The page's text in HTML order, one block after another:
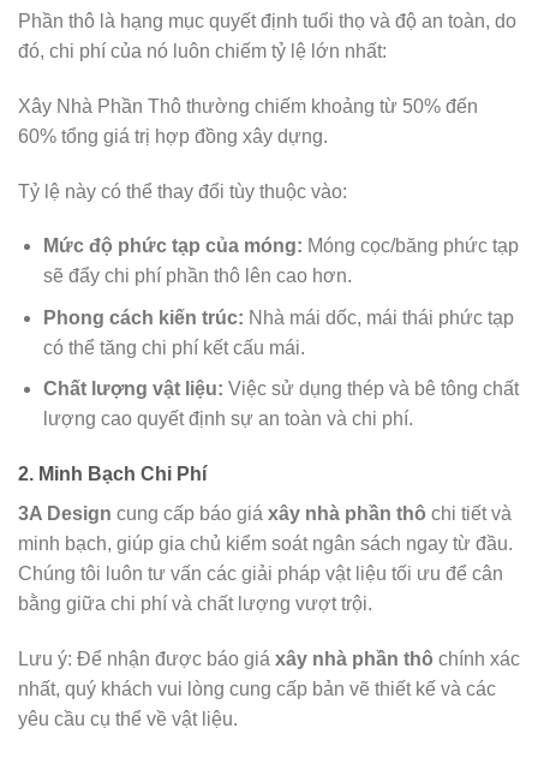
Phần thô là hạng mục quyết định tuổi thọ và độ an toàn, do
đó, chi phí của nó luôn chiếm tỷ lệ lớn nhất:
Xây Nhà Phần Thô thường chiếm khoảng từ 50% đến
60% tổng giá trị hợp đồng xây dựng.
Tỷ lệ này có thể thay đổi tùy thuộc vào:
Mức độ phức tạp của móng: Móng cọc/băng phức tạp
sẽ đẩy chi phí phần thô lên cao hơn.
Phong cách kiến trúc: Nhà mái dốc, mái thái phức tạp
có thể tăng chi phí kết cấu mái.
Chất lượng vật liệu: Việc sử dụng thép và bê tông chất
lượng cao quyết định sự an toàn và chi phí.
2. Minh Bạch Chi Phí
3A Design cung cấp báo giá xây nhà phần thô chi tiết và
minh bạch, giúp gia chủ kiểm soát ngân sách ngay từ đầu.
Chúng tôi luôn tư vấn các giải pháp vật liệu tối ưu để cân
bằng giữa chi phí và chất lượng vượt trội.
Lưu ý: Để nhận được báo giá xây nhà phần thô chính xác
nhất, quý khách vui lòng cung cấp bản vẽ thiết kế và các
yêu cầu cụ thể về vật liệu.